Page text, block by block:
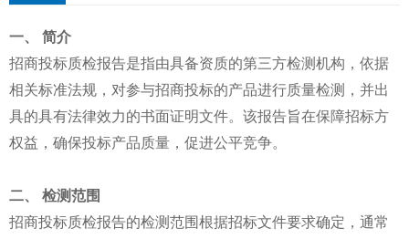
一、 简介
招商投标质检报告是指由具备资质的第三方检测机构，依据
相关标准法规，对参与招商投标的产品进行质量检测，并出
具的具有法律效力的书面证明文件。该报告旨在保障招标方
权益，确保投标产品质量，促进公平竞争。
二、 检测范围
招商投标质检报告的检测范围根据招标文件要求确定，通常